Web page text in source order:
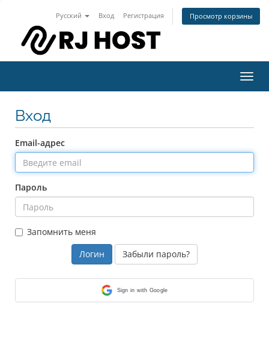
Русский Вход Регистрация Просмотр корзины
Вход
Email-адрес
Пароль
Запомнить меня
Забыли пароль?
Sign in with Google